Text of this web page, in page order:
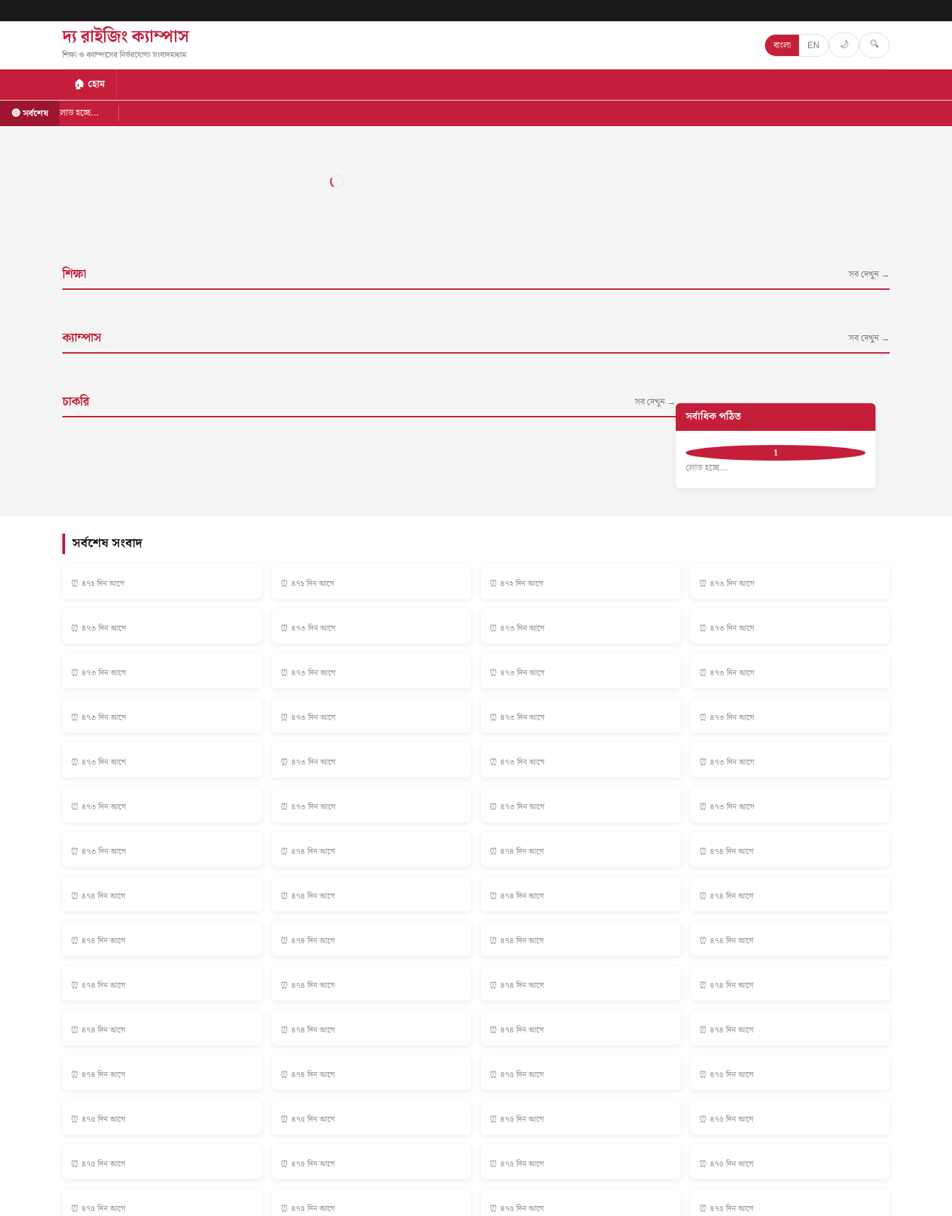
দ্য রাইজিং ক্যাম্পাস
শিক্ষা ও ক্যাম্পাসের নির্ভরযোগ্য সংবাদমাধ্যম
বাংলা EN 🌙 🔍
🏠 হোম
🔴 সর্বশেষ লোড হচ্ছে…
শিক্ষা সব দেখুন →
ক্যাম্পাস সব দেখুন →
চাকরি সব দেখুন →
সর্বাধিক পঠিত
লোড হচ্ছে…
সর্বশেষ সংবাদ
⏰ ৪৭১ দিন আগে ⏰ ৪৭১ দিন আগে ⏰ ৪৭২ দিন আগে ⏰ ৪৭৩ দিন আগে
⏰ ৪৭৩ দিন আগে ⏰ ৪৭৩ দিন আগে ⏰ ৪৭৩ দিন আগে ⏰ ৪৭৩ দিন আগে
⏰ ৪৭৩ দিন আগে ⏰ ৪৭৩ দিন আগে ⏰ ৪৭৩ দিন আগে ⏰ ৪৭৩ দিন আগে
⏰ ৪৭৩ দিন আগে ⏰ ৪৭৩ দিন আগে ⏰ ৪৭৩ দিন আগে ⏰ ৪৭৩ দিন আগে
⏰ ৪৭৩ দিন আগে ⏰ ৪৭৩ দিন আগে ⏰ ৪৭৩ দিন আগে ⏰ ৪৭৩ দিন আগে
⏰ ৪৭৩ দিন আগে ⏰ ৪৭৩ দিন আগে ⏰ ৪৭৩ দিন আগে ⏰ ৪৭৩ দিন আগে
⏰ ৪৭৩ দিন আগে ⏰ ৪৭৪ দিন আগে ⏰ ৪৭৪ দিন আগে ⏰ ৪৭৪ দিন আগে
⏰ ৪৭৪ দিন আগে ⏰ ৪৭৪ দিন আগে ⏰ ৪৭৪ দিন আগে ⏰ ৪৭৪ দিন আগে
⏰ ৪৭৪ দিন আগে ⏰ ৪৭৪ দিন আগে ⏰ ৪৭৪ দিন আগে ⏰ ৪৭৪ দিন আগে
⏰ ৪৭৪ দিন আগে ⏰ ৪৭৪ দিন আগে ⏰ ৪৭৪ দিন আগে ⏰ ৪৭৪ দিন আগে
⏰ ৪৭৪ দিন আগে ⏰ ৪৭৪ দিন আগে ⏰ ৪৭৪ দিন আগে ⏰ ৪৭৪ দিন আগে
⏰ ৪৭৪ দিন আগে ⏰ ৪৭৪ দিন আগে ⏰ ৪৭৫ দিন আগে ⏰ ৪৭৫ দিন আগে
⏰ ৪৭৫ দিন আগে ⏰ ৪৭৫ দিন আগে ⏰ ৪৭৫ দিন আগে ⏰ ৪৭৫ দিন আগে
⏰ ৪৭৫ দিন আগে ⏰ ৪৭৫ দিন আগে ⏰ ৪৭৫ দিন আগে ⏰ ৪৭৫ দিন আগে
⏰ ৪৭৫ দিন আগে ⏰ ৪৭৫ দিন আগে ⏰ ৪৭৫ দিন আগে ⏰ ৪৭৫ দিন আগে